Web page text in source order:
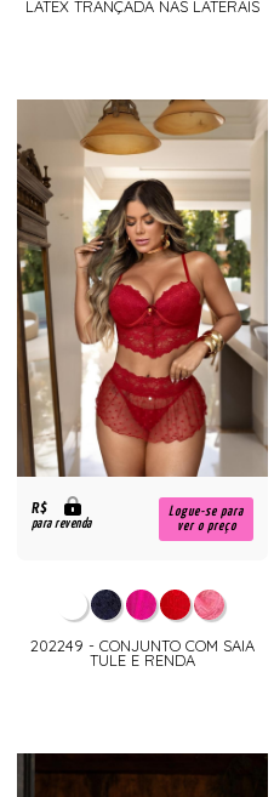
LATEX TRANÇADA NAS LATERAIS
R$
para revenda
Logue-se para
ver o preço
202249 - CONJUNTO COM SAIA
TULE E RENDA